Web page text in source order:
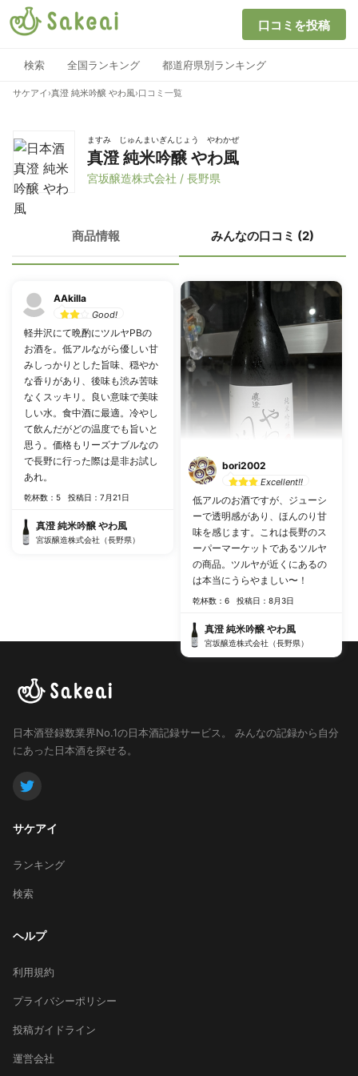
口コミを投稿
検索 全国ランキング 都道府県別ランキング
サケアイ ›真澄 純米吟醸 やわ風›口コミ一覧
ますみ じゅんまいぎんじょう やわかぜ
真澄 純米吟醸 やわ風
宮坂醸造株式会社 / 長野県
商品情報 みんなの口コミ (2)
AAkilla
Good!
軽井沢にて晩酌にツルヤPBの
お酒を。低アルながら優しい甘
みしっかりとした旨味、穏やか
な香りがあり、後味も渋み苦味
なくスッキリ。良い意味で美味
しい水。食中酒に最適。冷やし
て飲んだがどの温度でも旨いと
思う。価格もリーズナブルなの
で長野に行った際は是非お試し
あれ。
乾杯数：5 投稿日：7月21日
真澄 純米吟醸 やわ風
宮坂醸造株式会社（長野県）
bori2002
Excellent!!
低アルのお酒ですが、ジューシ
ーで透明感があり、ほんのり甘
味を感じます。これは長野のス
ーパーマーケットであるツルヤ
の商品。ツルヤが近くにあるの
は本当にうらやましい〜！
乾杯数：6 投稿日：8月3日
真澄 純米吟醸 やわ風
宮坂醸造株式会社（長野県）
日本酒登録数業界No.1の日本酒記録サービス。
みんなの記録から自分
にあった日本酒を探せる。
サケアイ
ランキング
検索
ヘルプ
利用規約
プライバシーポリシー
投稿ガイドライン
運営会社